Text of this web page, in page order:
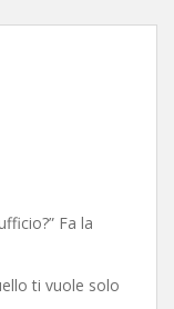
Fa la
ti vuole solo